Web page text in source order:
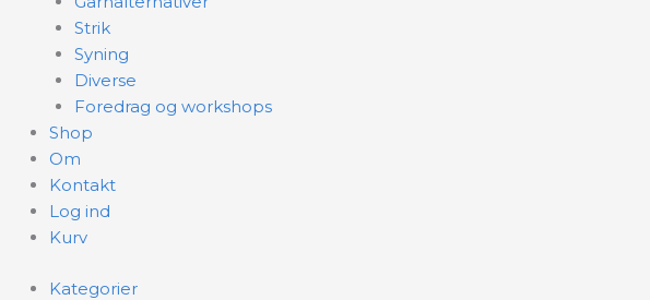
Strik
Syning
Diverse
Foredrag og workshops
Shop
Om
Kontakt
Log ind
Kurv
Kategorier